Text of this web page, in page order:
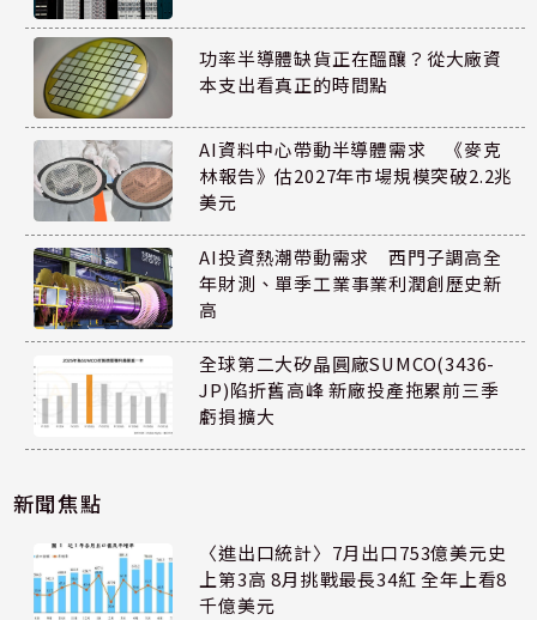
功率半導體缺貨正在醞釀？從大廠資
本支出看真正的時間點
AI資料中心帶動半導體需求 《麥克
林報告》估2027年市場規模突破2.2兆
美元
AI投資熱潮帶動需求 西門子調高全
年財測、單季工業事業利潤創歷史新
高
全球第二大矽晶圓廠SUMCO(3436-
JP)陷折舊高峰 新廠投產拖累前三季
虧損擴大
新聞焦點
〈進出口統計〉7月出口753億美元史
上第3高 8月挑戰最長34紅 全年上看8
千億美元